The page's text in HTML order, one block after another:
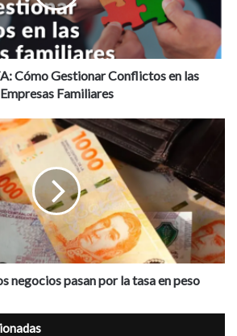
Cómo Gestionar Conflictos en las
Empresas Familiares
negocios pasan por la tasa en peso